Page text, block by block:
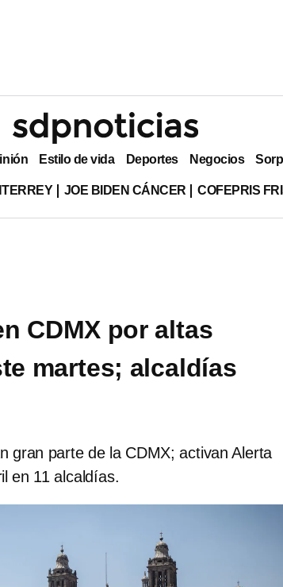
Estilo de vida Deportes Negocios
JOE BIDEN CÁNCER COFEPRIS
CDMX por altas
martes; alcaldías
gran parte de la CDMX; activan Alerta
en 11 alcaldías.